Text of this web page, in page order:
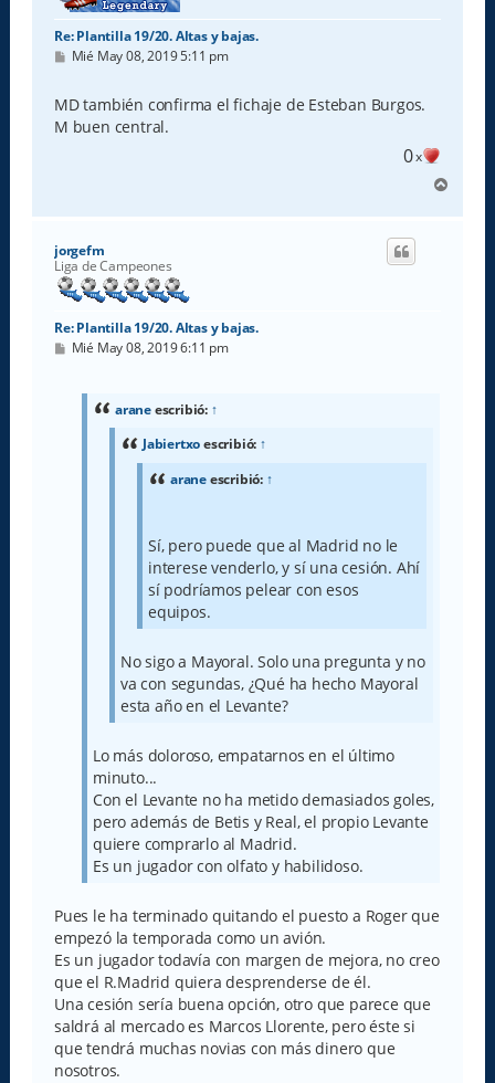
Re: Plantilla 19/20. Altas y bajas.
M
s
a
j
Mié May 08, 2019 5:11 pm
MD también confirma el fichaje de Esteban Burgos.
M buen central.
0x
r
jorgefm
Liga de Campeones
Re: Plantilla 19/20. Altas y bajas.
M
Mié May 08, 2019 6:11 pm
araneescribió: ↑
Jabiertxoescribió: ↑
araneescribió: ↑
Sí, pero puede que al Madrid no le
interese venderlo, y sí una cesión. Ahí
sí podríamos pelear con esos
equipos.
No sigo a Mayoral. Solo una pregunta y no
va con segundas, ¿Qué ha hecho Mayoral
esta año en el Levante?
Lo más doloroso, empatarnos en el último
minuto...
Con el Levante no ha metido demasiados goles,
pero además de Betis y Real, el propio Levante
quiere comprarlo al Madrid.
Es un jugador con olfato y habilidoso.
Pues le ha terminado quitando el puesto a Roger que
empezó la temporada como un avión.
Es un jugador todavía con margen de mejora, no creo
que el R.Madrid quiera desprenderse de él.
Una cesión sería buena opción, otro que parece que
saldrá al mercado es Marcos Llorente, pero éste si
que tendrá muchas novias con más dinero que
nosotros.